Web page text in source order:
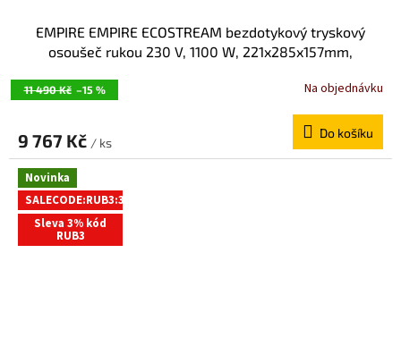
11 490 Kč –15 %
EMPIRE EMPIRE ECOSTREAM bezdotykový tryskový
osoušeč rukou 230 V, 1100 W, 221x285x157mm,
Na objednávku
9 767 Kč / ks
Do košíku
Novinka
SALECODE:RUB3:3:%
Sleva 3% kód
RUB3